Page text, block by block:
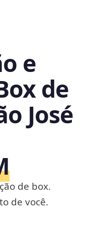
e
de
José
de box.
de você.